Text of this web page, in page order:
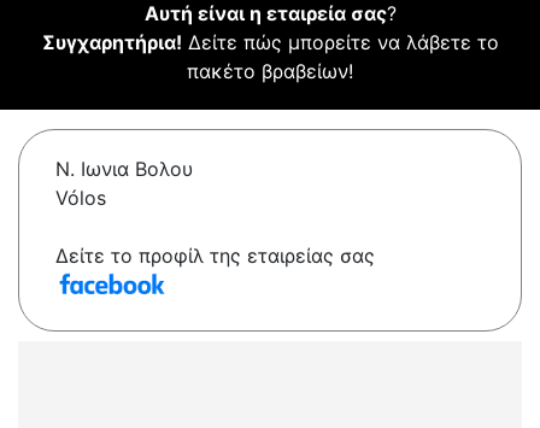
Αυτή είναι η εταιρεία σας?
Συγχαρητήρια! Δείτε πώς μπορείτε να λάβετε το
πακέτο βραβείων!
Ν. Ιωνια Βολου
Vólos
Δείτε το προφίλ της εταιρείας σας